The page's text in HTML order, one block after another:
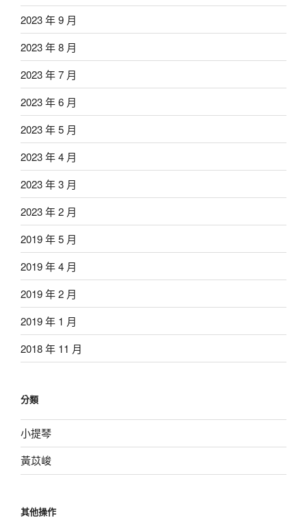
2023 年 9 月
2023 年 8 月
2023 年 7 月
2023 年 6 月
2023 年 5 月
2023 年 4 月
2023 年 3 月
2023 年 2 月
2019 年 5 月
2019 年 4 月
2019 年 2 月
2019 年 1 月
2018 年 11 月
分類
小提琴
黃苡峻
其他操作